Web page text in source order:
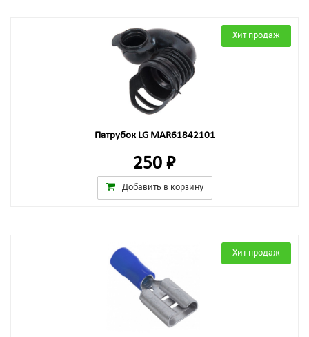
Хит продаж
Патрубок LG MAR61842101
250 ₽
Добавить в корзину
Хит продаж